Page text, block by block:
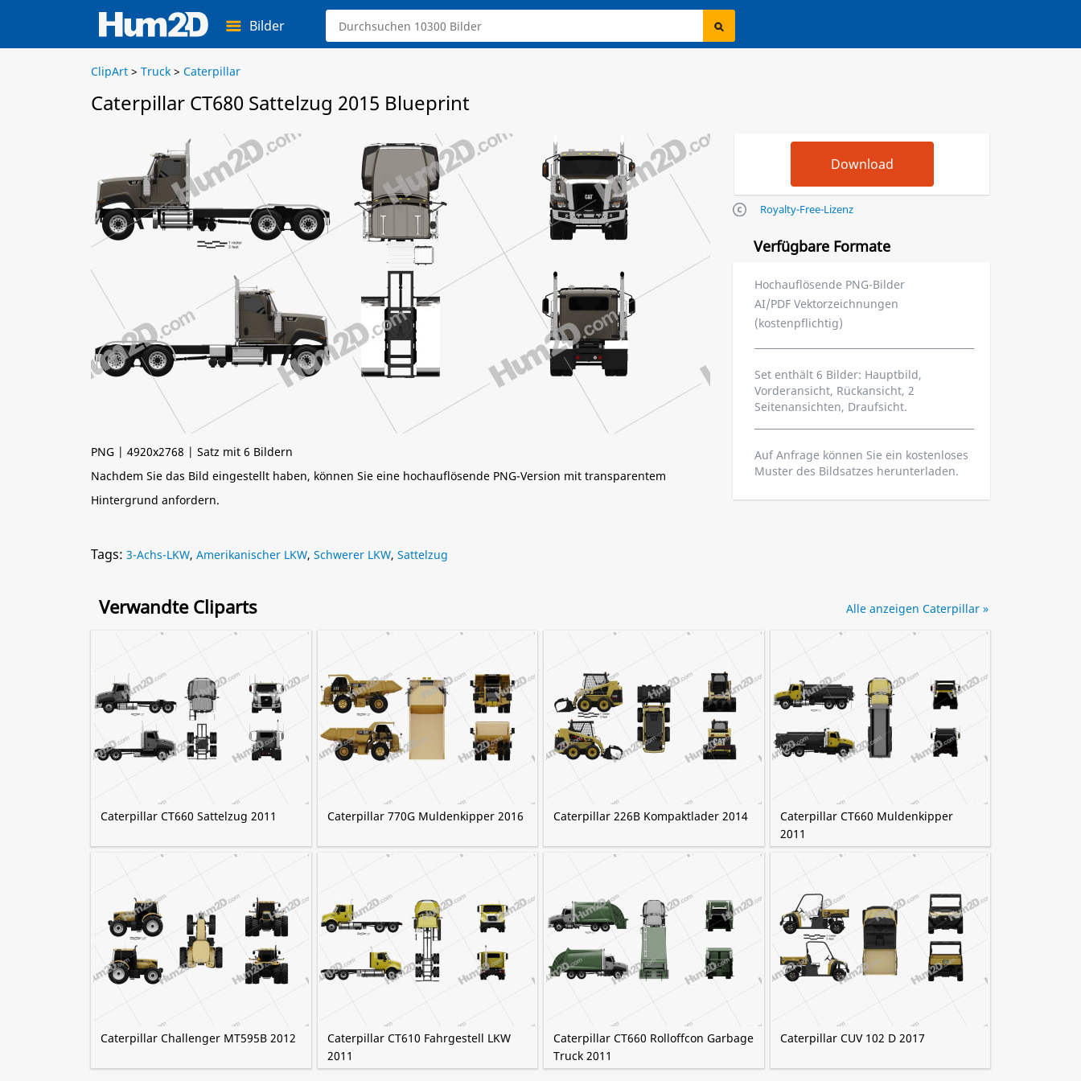
Bilder
ClipArt > Truck > Caterpillar
Caterpillar CT680 Sattelzug 2015 Blueprint
PNG | 4920x2768 | Satz mit 6 Bildern
Nachdem Sie das Bild eingestellt haben, können Sie eine hochauflösende PNG-Version mit transparentem
Hintergrund anfordern.
Royalty-Free-Lizenz
Verfügbare Formate
Hochauflösende PNG-Bilder
AI/PDF Vektorzeichnungen
(kostenpflichtig)
Set enthält 6 Bilder: Hauptbild,
Vorderansicht, Rückansicht, 2
Seitenansichten, Draufsicht.
Auf Anfrage können Sie ein kostenloses
Muster des Bildsatzes herunterladen.
Tags: 3-Achs-LKW, Amerikanischer LKW, Schwerer LKW, Sattelzug
Verwandte Cliparts
Caterpillar CT660 Sattelzug 2011 Caterpillar 770G Muldenkipper 2016 Caterpillar 226B Kompaktlader 2014
Caterpillar CT660 Muldenkipper
2011
Caterpillar Challenger MT595B 2012
Caterpillar CT610 Fahrgestell LKW
2011
Caterpillar CT660 Rolloffcon Garbage
Truck 2011
Caterpillar CUV 102 D 2017
Alle anzeigen Caterpillar »